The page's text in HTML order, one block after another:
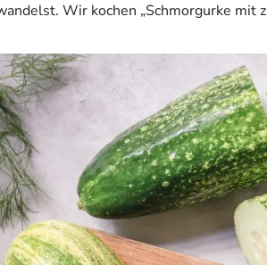
Wir kochen „Schmorgurke mit